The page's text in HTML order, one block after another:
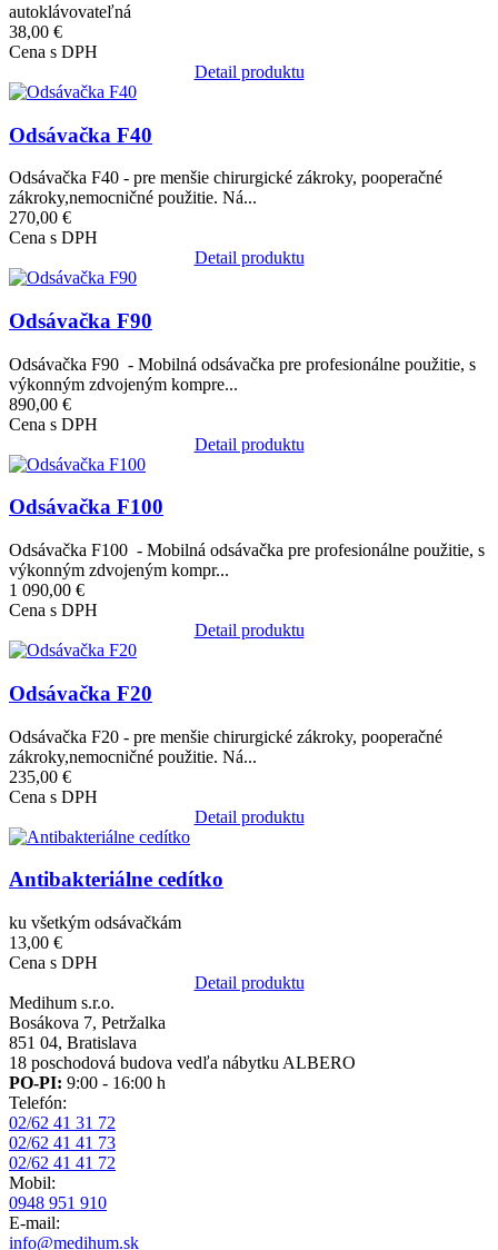
autoklávovateľná
38,00 €
Cena s DPH
Detail produktu
Obrázok
Odsávačka F40
Odsávačka F40 - pre menšie chirurgické zákroky, pooperačné
zákroky,nemocničné použitie. Ná...
270,00 €
Cena s DPH
Detail produktu
Obrázok
Odsávačka F90
Odsávačka F90 - Mobilná odsávačka pre profesionálne použitie, s
výkonným zdvojeným kompre...
890,00 €
Cena s DPH
Detail produktu
Obrázok
Odsávačka F100
Odsávačka F100 - Mobilná odsávačka pre profesionálne použitie, s
výkonným zdvojeným kompr...
1 090,00 €
Cena s DPH
Detail produktu
Obrázok
Odsávačka F20
Odsávačka F20 - pre menšie chirurgické zákroky, pooperačné
zákroky,nemocničné použitie. Ná...
235,00 €
Cena s DPH
Detail produktu
Obrázok
Antibakteriálne cedítko
ku všetkým odsávačkám
13,00 €
Cena s DPH
Detail produktu
Medihum s.r.o.
Bosákova 7, Petržalka
851 04, Bratislava
18 poschodová budova vedľa nábytku ALBERO
PO-PI: 9:00 - 16:00 h
Telefón:
02/62 41 31 72
02/62 41 41 73
02/62 41 41 72
Mobil:
0948 951 910
E-mail:
info@medihum.sk